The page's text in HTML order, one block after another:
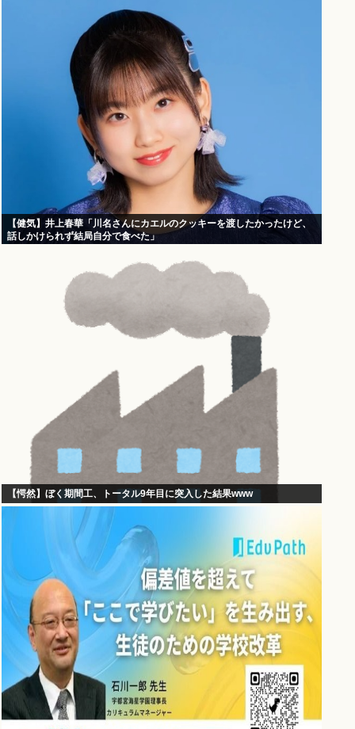
【健気】井上春華「川名さんにカエルのクッキーを渡したかったけど、
話しかけられず結局自分で食べた」
【愕然】ぼく期間工、トータル9年目に突入した結果www